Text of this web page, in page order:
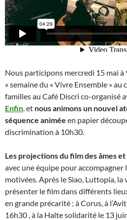
Nous participons mercredi 15 mai à
« semaine du « Vivre Ensemble » au
familles au Café Discri co-organisé
Enfin . et nous animons un nouvel
séquence animée en papier
discrimination à 10h30.
Les projections du film des âmes
avec une équipe pour
motivées. Après le Siao, Luttopia, la
présenter le film dans différents
en grande précarité : à Corus, à
16h30 , à la Halte solidarité le 13